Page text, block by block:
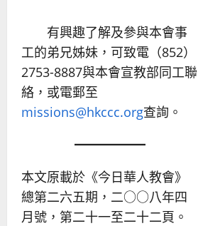
有興趣了解及參與本會事
工的弟兄姊妹，可致電（852）
2753-8887與本會宣教部同工聯
絡，或電郵至
missions@hkccc.org查詢。
本文原載於《今日華人教會》
總第二六五期，二○○八年四
月號，第二十一至二十二頁。